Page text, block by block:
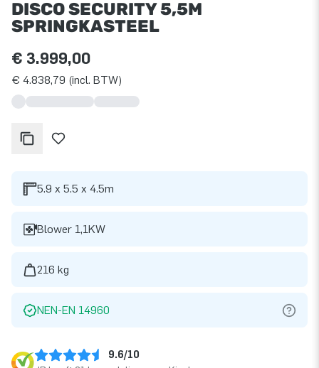
DISCO SECURITY 5,5M
SPRINGKASTEEL
€ 3.999,00
€ 4.838,79 (incl. BTW)
5.9 x 5.5 x 4.5m
Blower 1,1KW
216 kg
NEN-EN 14960
9.6/10